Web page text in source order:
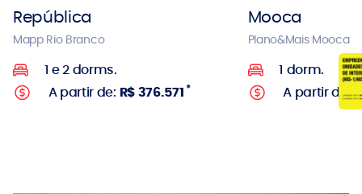
República
Mapp Rio Branco
1 e 2 dorms.
A partir de: R$ 376.571 *
Mooca
Plano&Mais Mooca
1 dorm.
A partir de: